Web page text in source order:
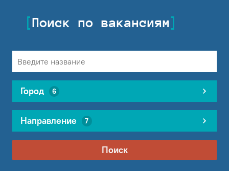
Поиск по вакансиям
Город 6
Направление 7
Поиск